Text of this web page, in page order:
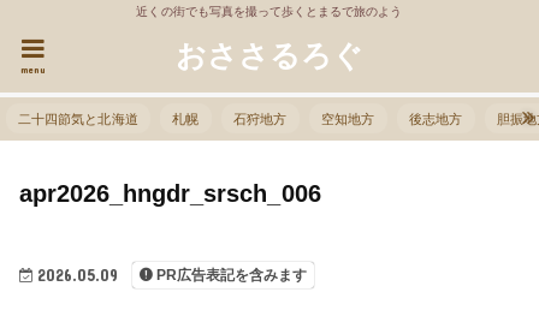
近くの街でも写真を撮って歩くとまるで旅のよう
おささるろぐ
menu
二十四節気と北海道 札幌 石狩地方 空知地方 後志地方 胆振
2026.05.09 PR広告表記を含みます
apr2026_hngdr_srsch_006